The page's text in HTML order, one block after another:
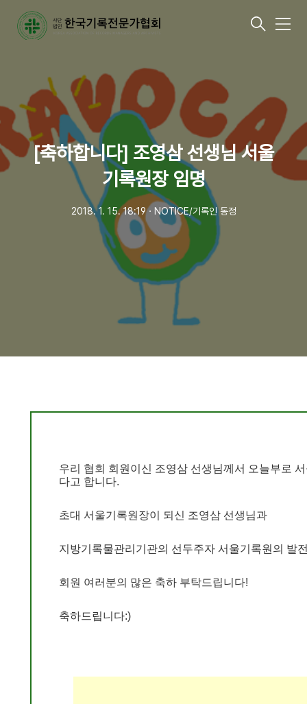
메
[축하합니다] 조영삼 선생님 서울
기록원장 임명
2018. 1. 15. 18:19ㆍ NOTICE/기록인 동정
우리 협회 회원이신 조영삼 선생님께서 오늘부로
다고 합니다.
초대 서울기록원장이 되신 조영삼 선생님과
지방기록물관리기관의 선두주자 서울기록원의 발
회원 여러분의 많은 축하 부탁드립니다!
축하드립니다:)